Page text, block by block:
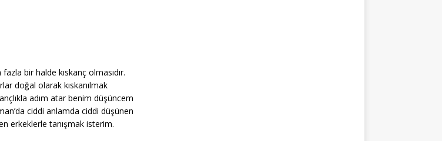
bir halde kıskanç olmasıdır.
doğal olarak kıskanılmak
adım atar benim düşüncem
ciddi anlamda ciddi düşünen
erkeklerle tanışmak isterim.